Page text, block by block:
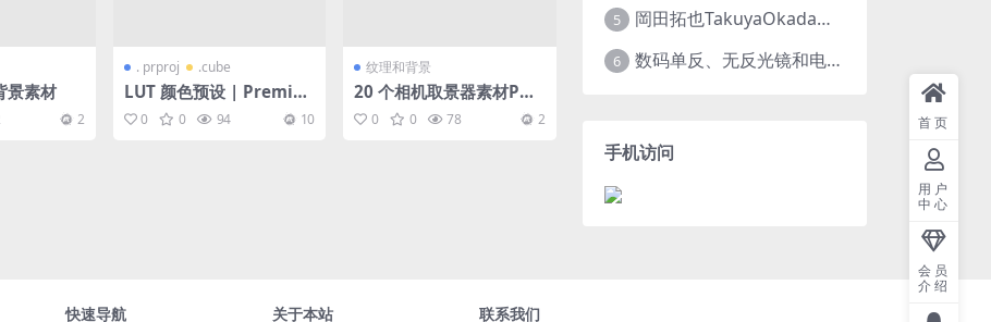
景素材
2
. prproj .cube
LUT 颜色预设 | Premier
e Pro – 视频模板
0 0 94 10
纹理和背景
20 个相机取景器素材PNG
叠加层
0 0 78 2
5 岡田拓也TakuyaOkada日系小清新INS人像LR预设PR/PS/AE/FCPX/LUT预设 LR100001
6 数码单反、无反光镜和电影摄影机的最佳摄影机设置
手机访问
快速导航 关于本站 联系我们
首页
用户
中心
会员
介绍